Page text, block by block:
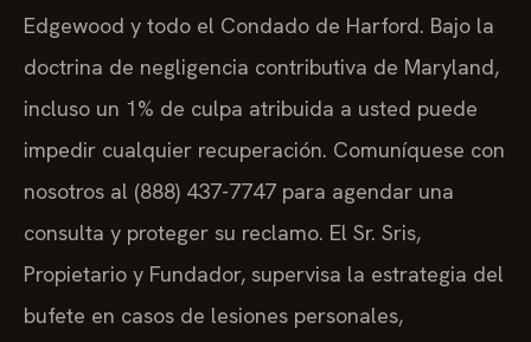
Edgewood y todo el Condado de Harford. Bajo la
doctrina de negligencia contributiva de Maryland,
incluso un 1% de culpa atribuida a usted puede
impedir cualquier recuperación. Comuníquese con
nosotros al (888) 437-7747 para agendar una
consulta y proteger su reclamo. El Sr. Sris,
Propietario y Fundador, supervisa la estrategia del
bufete en casos de lesiones personales,